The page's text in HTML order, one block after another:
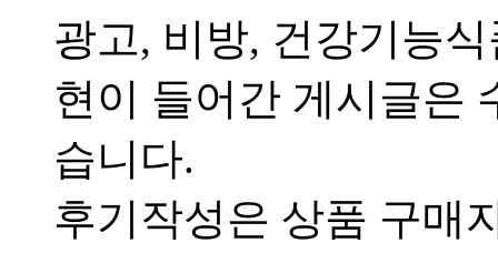
광고, 비방, 건강기능
현이 들어간 게시글은
습니다.
후기작성은 상품 구매